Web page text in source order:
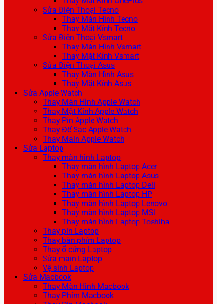
Sửa Điện Thoại Tecno
Thay Màn Hình Tecno
Thay Mặt Kính Tecno
Sửa Điện Thoại Vsmart
Thay Màn Hình Vsmart
Thay Mặt Kính Vsmart
Sửa Điện Thoại Asus
Thay Màn Hình Asus
Thay Mặt Kính Asus
Sửa Apple Watch
Thay Màn Hình Apple Watch
Thay Mặt Kính Apple Watch
Thay Pin Apple Watch
Thay Đế Sạc Apple Watch
Thay Main Apple Watch
Sửa Laptop
Thay màn hình Laptop
Thay màn hình Laptop Acer
Thay màn hình Laptop Asus
Thay màn hình Laptop Dell
Thay màn hình Laptop HP
Thay màn hình Laptop Lenovo
Thay màn hình Laptop MSI
Thay màn hình Laptop Toshiba
Thay pin Laptop
Thay bàn phím Laptop
Thay ổ cứng Laptop
Sửa main Laptop
Vệ sinh Laptop
Sửa Macbook
Thay Màn Hình Macbook
Thay Phím Macbook